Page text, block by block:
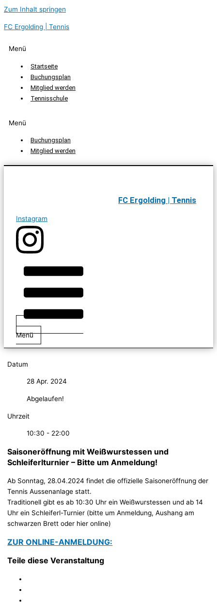
Zum Inhalt springen
FC Ergolding | Tennis
Menü
Startseite
Buchungsplan
Mitglied werden
Tennisschule
Menü
Buchungsplan
Mitglied werden
FC Ergolding | Tennis
Instagram
Menü
Datum
28 Apr. 2024
Abgelaufen!
Uhrzeit
10:30 - 22:00
Saisoneröffnung mit Weißwurstessen und
Schleiferlturnier – Bitte um Anmeldung!
Ab Sonntag, 28.04.2024 findet die offizielle Saisoneröffnung der
Tennis Aussenanlage statt.
Traditionell gibt es ab 10:30 Uhr ein Weißwurstessen und ab 14
Uhr ein Schleiferl-Turnier (bitte um Anmeldung, Aushang am
schwarzen Brett oder hier online)
ZUR ONLINE-ANMELDUNG:
Teile diese Veranstaltung